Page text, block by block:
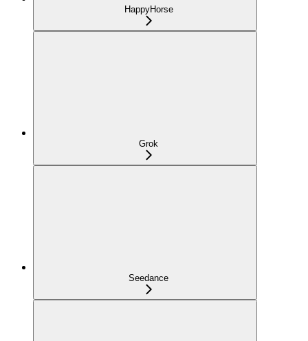
HappyHorse
Grok
Seedance